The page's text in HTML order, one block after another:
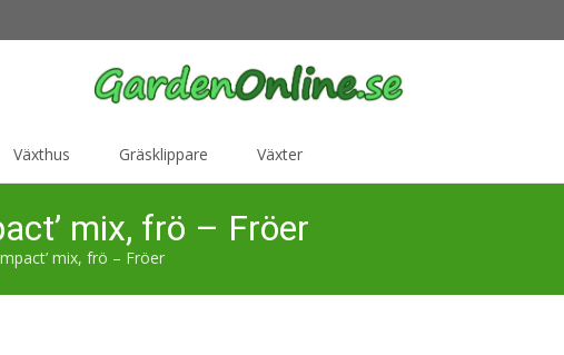
Växthus Gräsklippare Växter
mix, frö – Fröer
mix, frö – Fröer